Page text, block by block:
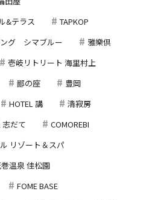
&テラス
TAPKOP
グ シマブルー
雅樂倶
壱岐リトリート 海里村上
鄙の座
豊岡
HOTEL 講
清寂房
志だて
COMOREBI
リゾート＆スパ
温泉 佳松園
FOME BASE